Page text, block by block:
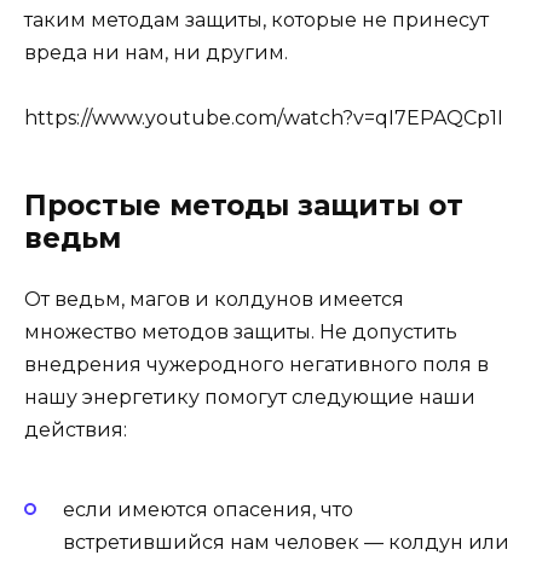
таким методам защиты, которые не принесут
вреда ни нам, ни другим.
https://www.youtube.com/watch?v=qI7EPAQCp1I
Простые методы защиты от
ведьм
От ведьм, магов и колдунов имеется
множество методов защиты. Не допустить
внедрения чужеродного негативного поля в
нашу энергетику помогут следующие наши
действия:
если имеются опасения, что
встретившийся нам человек — колдун или